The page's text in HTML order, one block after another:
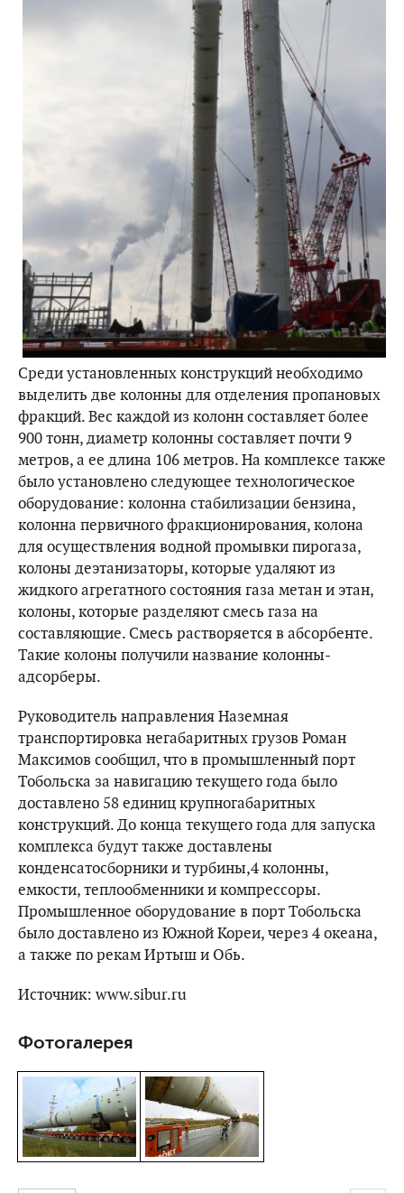
Среди установленных конструкций необходимо
выделить две колонны для отделения пропановых
фракций. Вес каждой из колонн составляет более
900 тонн, диаметр колонны составляет почти 9
метров, а ее длина 106 метров. На комплексе также
было установлено следующее технологическое
оборудование: колонна стабилизации бензина,
колонна первичного фракционирования, колона
для осуществления водной промывки пирогаза,
колоны деэтанизаторы, которые удаляют из
жидкого агрегатного состояния газа метан и этан,
колоны, которые разделяют смесь газа на
составляющие. Смесь растворяется в абсорбенте.
Такие колоны получили название колонны-
адсорберы.
Руководитель направления Наземная
транспортировка негабаритных грузов Роман
Максимов сообщил, что в промышленный порт
Тобольска за навигацию текущего года было
доставлено 58 единиц крупногабаритных
конструкций. До конца текущего года для запуска
комплекса будут также доставлены
конденсатосборники и турбины,4 колонны,
емкости, теплообменники и компрессоры.
Промышленное оборудование в порт Тобольска
было доставлено из Южной Кореи, через 4 океана,
а также по рекам Иртыш и Обь.
Источник: www.sibur.ru
Фотогалерея